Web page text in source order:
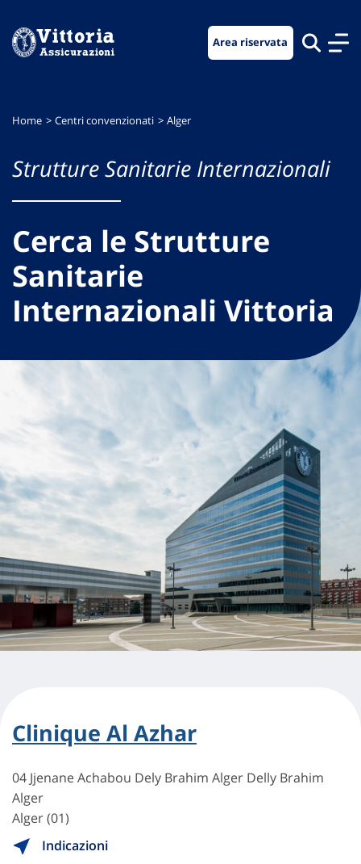
menu
contenuto
footer
Area riservata
Home Centri convenzionati Alger
Strutture Sanitarie Internazionali
Cerca le Strutture
Sanitarie
Internazionali Vittoria
Clinique Al Azhar
04 Jjenane Achabou Dely Brahim Alger Delly Brahim
Alger
Alger (01)
Indicazioni